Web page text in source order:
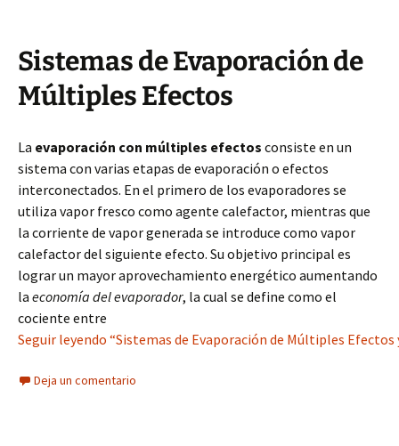
Sistemas de Evaporación de
Múltiples Efectos
La evaporación con múltiples efectos consiste en un
sistema con varias etapas de evaporación o efectos
interconectados. En el primero de los evaporadores se
utiliza vapor fresco como agente calefactor, mientras que
la corriente de vapor generada se introduce como vapor
calefactor del siguiente efecto. Su objetivo principal es
lograr un mayor aprovechamiento energético aumentando
la economía del evaporador, la cual se define como el
cociente entre
Seguir leyendo “Sistemas de Evaporación de Múltiples Efectos
Deja un comentario